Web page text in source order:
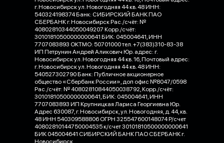
г. Новосибирск ул. Новогодняя 44 кв. 48 ИНН:
540324198374 Банк: СИБИРСКИЙ БАНК ПАО
СБЕРБАНК г. Новосибирск Рас./счёт: №
40802810344050049207 Корр./счёт:
30101810500000000641 БИК: 045004641, ИНН
7707083893 ОКТМО: 50701000 тел. +7(383)310-83-38
ИП Петрунин Андрей Аликович Юр. адрес: г.
Новосибирск ул. Новогодняя 44 кв. 16, Почтовый адрес:
г. Новосибирск ул. Новогодняя 44 кв. 48 ИНН:
540527302790 Банк: Публичное акционерное
общество «Сбербанк России», доп офис №8047/0598
Рас./счёт: № 40802810844050038792, Корр./счёт:
30101810500000000641, БИК: 045004641, ИНН
7707083893 ИП Крупницкая Лариса Георгиевна Юр.
Адрес 630087, г. Новосибирск, ул. Новогодняя, д. 44, кв.
48 ИНН 540309588806 ОГРН 325547600148074 Р/счет
40802810144750004535 к/счет 30101810500000000641
БИК 045004641 СИБИРСКИЙ БАНК ПАО СБЕРБАНК г.
Новосибирск